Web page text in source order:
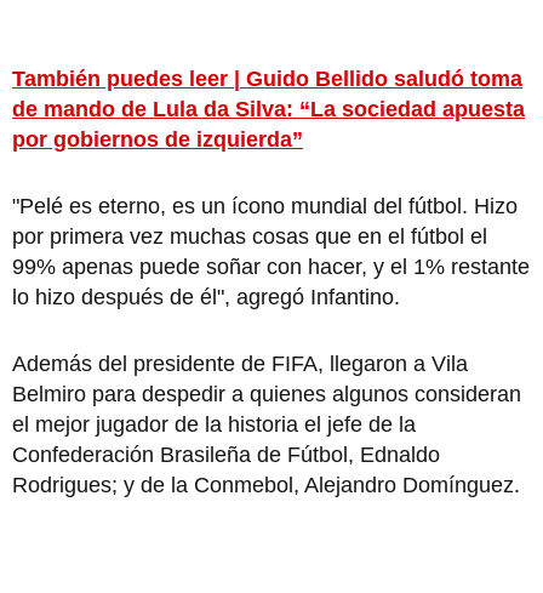
También puedes leer | Guido Bellido saludó toma
de mando de Lula da Silva: “La sociedad apuesta
por gobiernos de izquierda”
"Pelé es eterno, es un ícono mundial del fútbol. Hizo
por primera vez muchas cosas que en el fútbol el
99% apenas puede soñar con hacer, y el 1% restante
lo hizo después de él", agregó Infantino.
Además del presidente de FIFA, llegaron a Vila
Belmiro para despedir a quienes algunos consideran
el mejor jugador de la historia el jefe de la
Confederación Brasileña de Fútbol, Ednaldo
Rodrigues; y de la Conmebol, Alejandro Domínguez.